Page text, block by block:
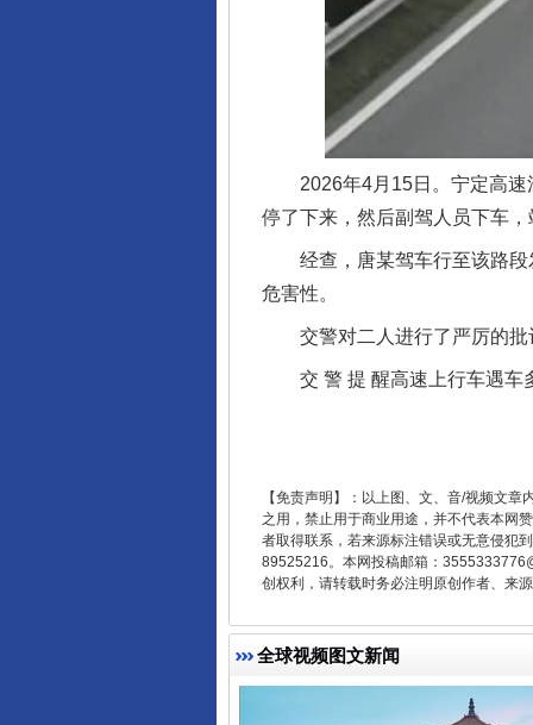
2026年4月15日。宁定高速
停了下来，然后副驾人员下车
经查，唐某驾车行至该路段
危害性。
交警对二人进行了严厉的批
交 警 提 醒高速上行车遇车多
【免责声明】：以上图、文、音/视频文
之用，禁止用于商业用途，并不代表本网
者取得联系，若来源标注错误或无意侵犯
89525216。本网投稿邮箱：
创权利，请转载时务必注明原创作者、来源
全球视频图文新闻
完善运行机制助力责任有效落实
东山县通报“牛蛙产品抗生素超标